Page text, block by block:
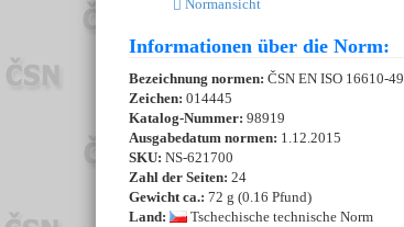
Normansicht
Informationen über die Norm:
Bezeichnung normen: ČSN EN ISO 16610-49
Zeichen: 014445
Katalog-Nummer: 98919
Ausgabedatum normen: 1.12.2015
SKU: NS-621700
Zahl der Seiten: 24
Gewicht ca.: 72 g (0.16 Pfund)
Land:
Tschechische technische Norm